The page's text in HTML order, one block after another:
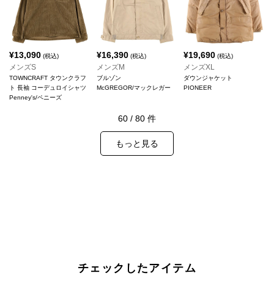
¥13,090 (税込)
メンズS
TOWNCRAFT タウンクラフ
ト 長袖 コーデュロイシャツ
Penney's/ペニーズ
¥16,390(税込)
メンズM
ブルゾン
McGREGOR/マックレガー
¥19,690 (税込)
メンズXL
ダウンジャケット
PIONEER
60 / 80 件
もっと見る
チェックしたアイテム